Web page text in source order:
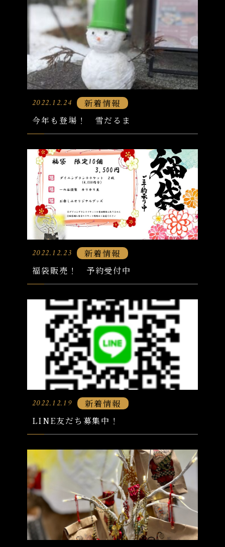
2022.12.24
新着情報
今年も登場！ 雪だるま
2022.12.23
新着情報
福袋販売！ 予約受付中
2022.12.19
新着情報
LINE友だち募集中！